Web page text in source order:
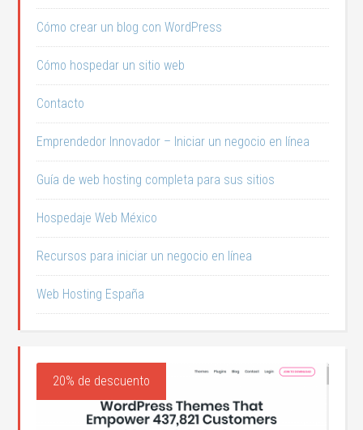
Cómo crear un blog con WordPress
Cómo hospedar un sitio web
Contacto
Emprendedor Innovador – Iniciar un negocio en línea
Guía de web hosting completa para sus sitios
Hospedaje Web México
Recursos para iniciar un negocio en línea
Web Hosting España
20% de descuento